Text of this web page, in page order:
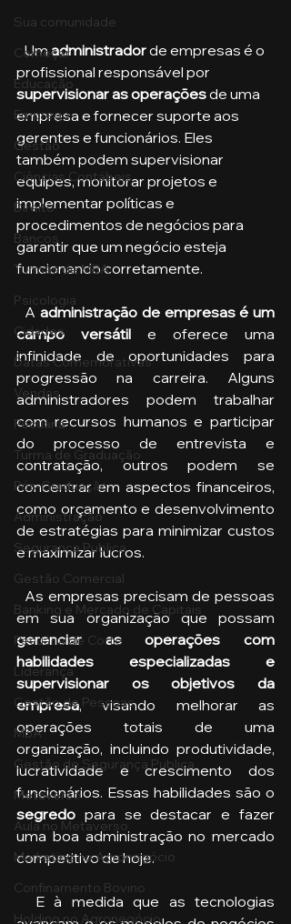
Sua comunidade
Começar
Educação
Emprego
Gestão
Ciências Contábeis
Direito
Bancos
Turmas de MBA
Psicologia
Cidades
Datas Comemorativas
Vendas
Pecuária
Turma de Graduação
Pós-Graduação
Administração
Segurança Publica
Gestão Comercial
Banking e Mercado de Capitais
Pecuária de Corte
Liderança
Gestão de Pessoas
MBA
Gestão de Segurança Publica
Metaverso
Aula no Metaverso
Marketing no Agronegócio
Confinamento Bovino
Holding no Agronegócio
   Um
administrador de empresas é o
profissional responsável por
supervisionar as operações de uma
empresa e fornecer suporte aos
gerentes e funcionários. Eles
também podem supervisionar
equipes, monitorar projetos e
implementar políticas e
procedimentos de negócios para
garantir que um negócio esteja
funcionando corretamente.
  A
administração de empresas é um
campo versátil e oferece uma
infinidade de oportunidades para
progressão na carreira. Alguns
administradores podem trabalhar
com recursos humanos e participar
do processo de entrevista e
contratação, outros podem se
concentrar em aspectos financeiros,
como orçamento e desenvolvimento
de estratégias para minimizar custos
e maximizar lucros.
gerenciar as operações com
habilidades especializadas e
supervisionar os objetivos da
empresa, visando melhorar as
operações totais de uma
organização, incluindo produtividade,
lucratividade e crescimento dos
segredo para se destacar e fazer
uma boa administração no mercado
competitivo de hoje.